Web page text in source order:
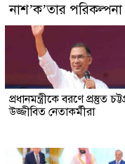
নাশ’ক’তার
প্রধানমন্ত্রীকে বরণে প্রস্তুত
উজ্জীবিত নেতাকর্মীরা